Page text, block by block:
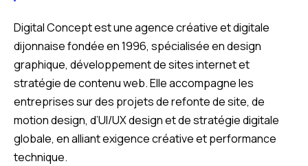
Digital Concept est une agence créative et digitale
dijonnaise fondée en 1996, spécialisée en design
graphique, développement de sites internet et
stratégie de contenu web. Elle accompagne les
entreprises sur des projets de refonte de site, de
motion design, d’UI/UX design et de stratégie digitale
globale, en alliant exigence créative et performance
technique.